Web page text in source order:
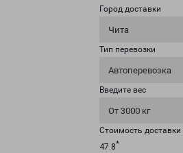
Город доставки
Чита
Тип перевозки
Автоперевозка
Введите вес
От 3000 кг
Стоимость
47.8*